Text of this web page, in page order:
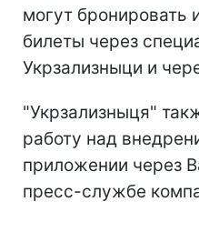
могут бронировать
билеты через
Укрзализныци и
"Укрзализныця"
работу над
приложении через
пресс-службе